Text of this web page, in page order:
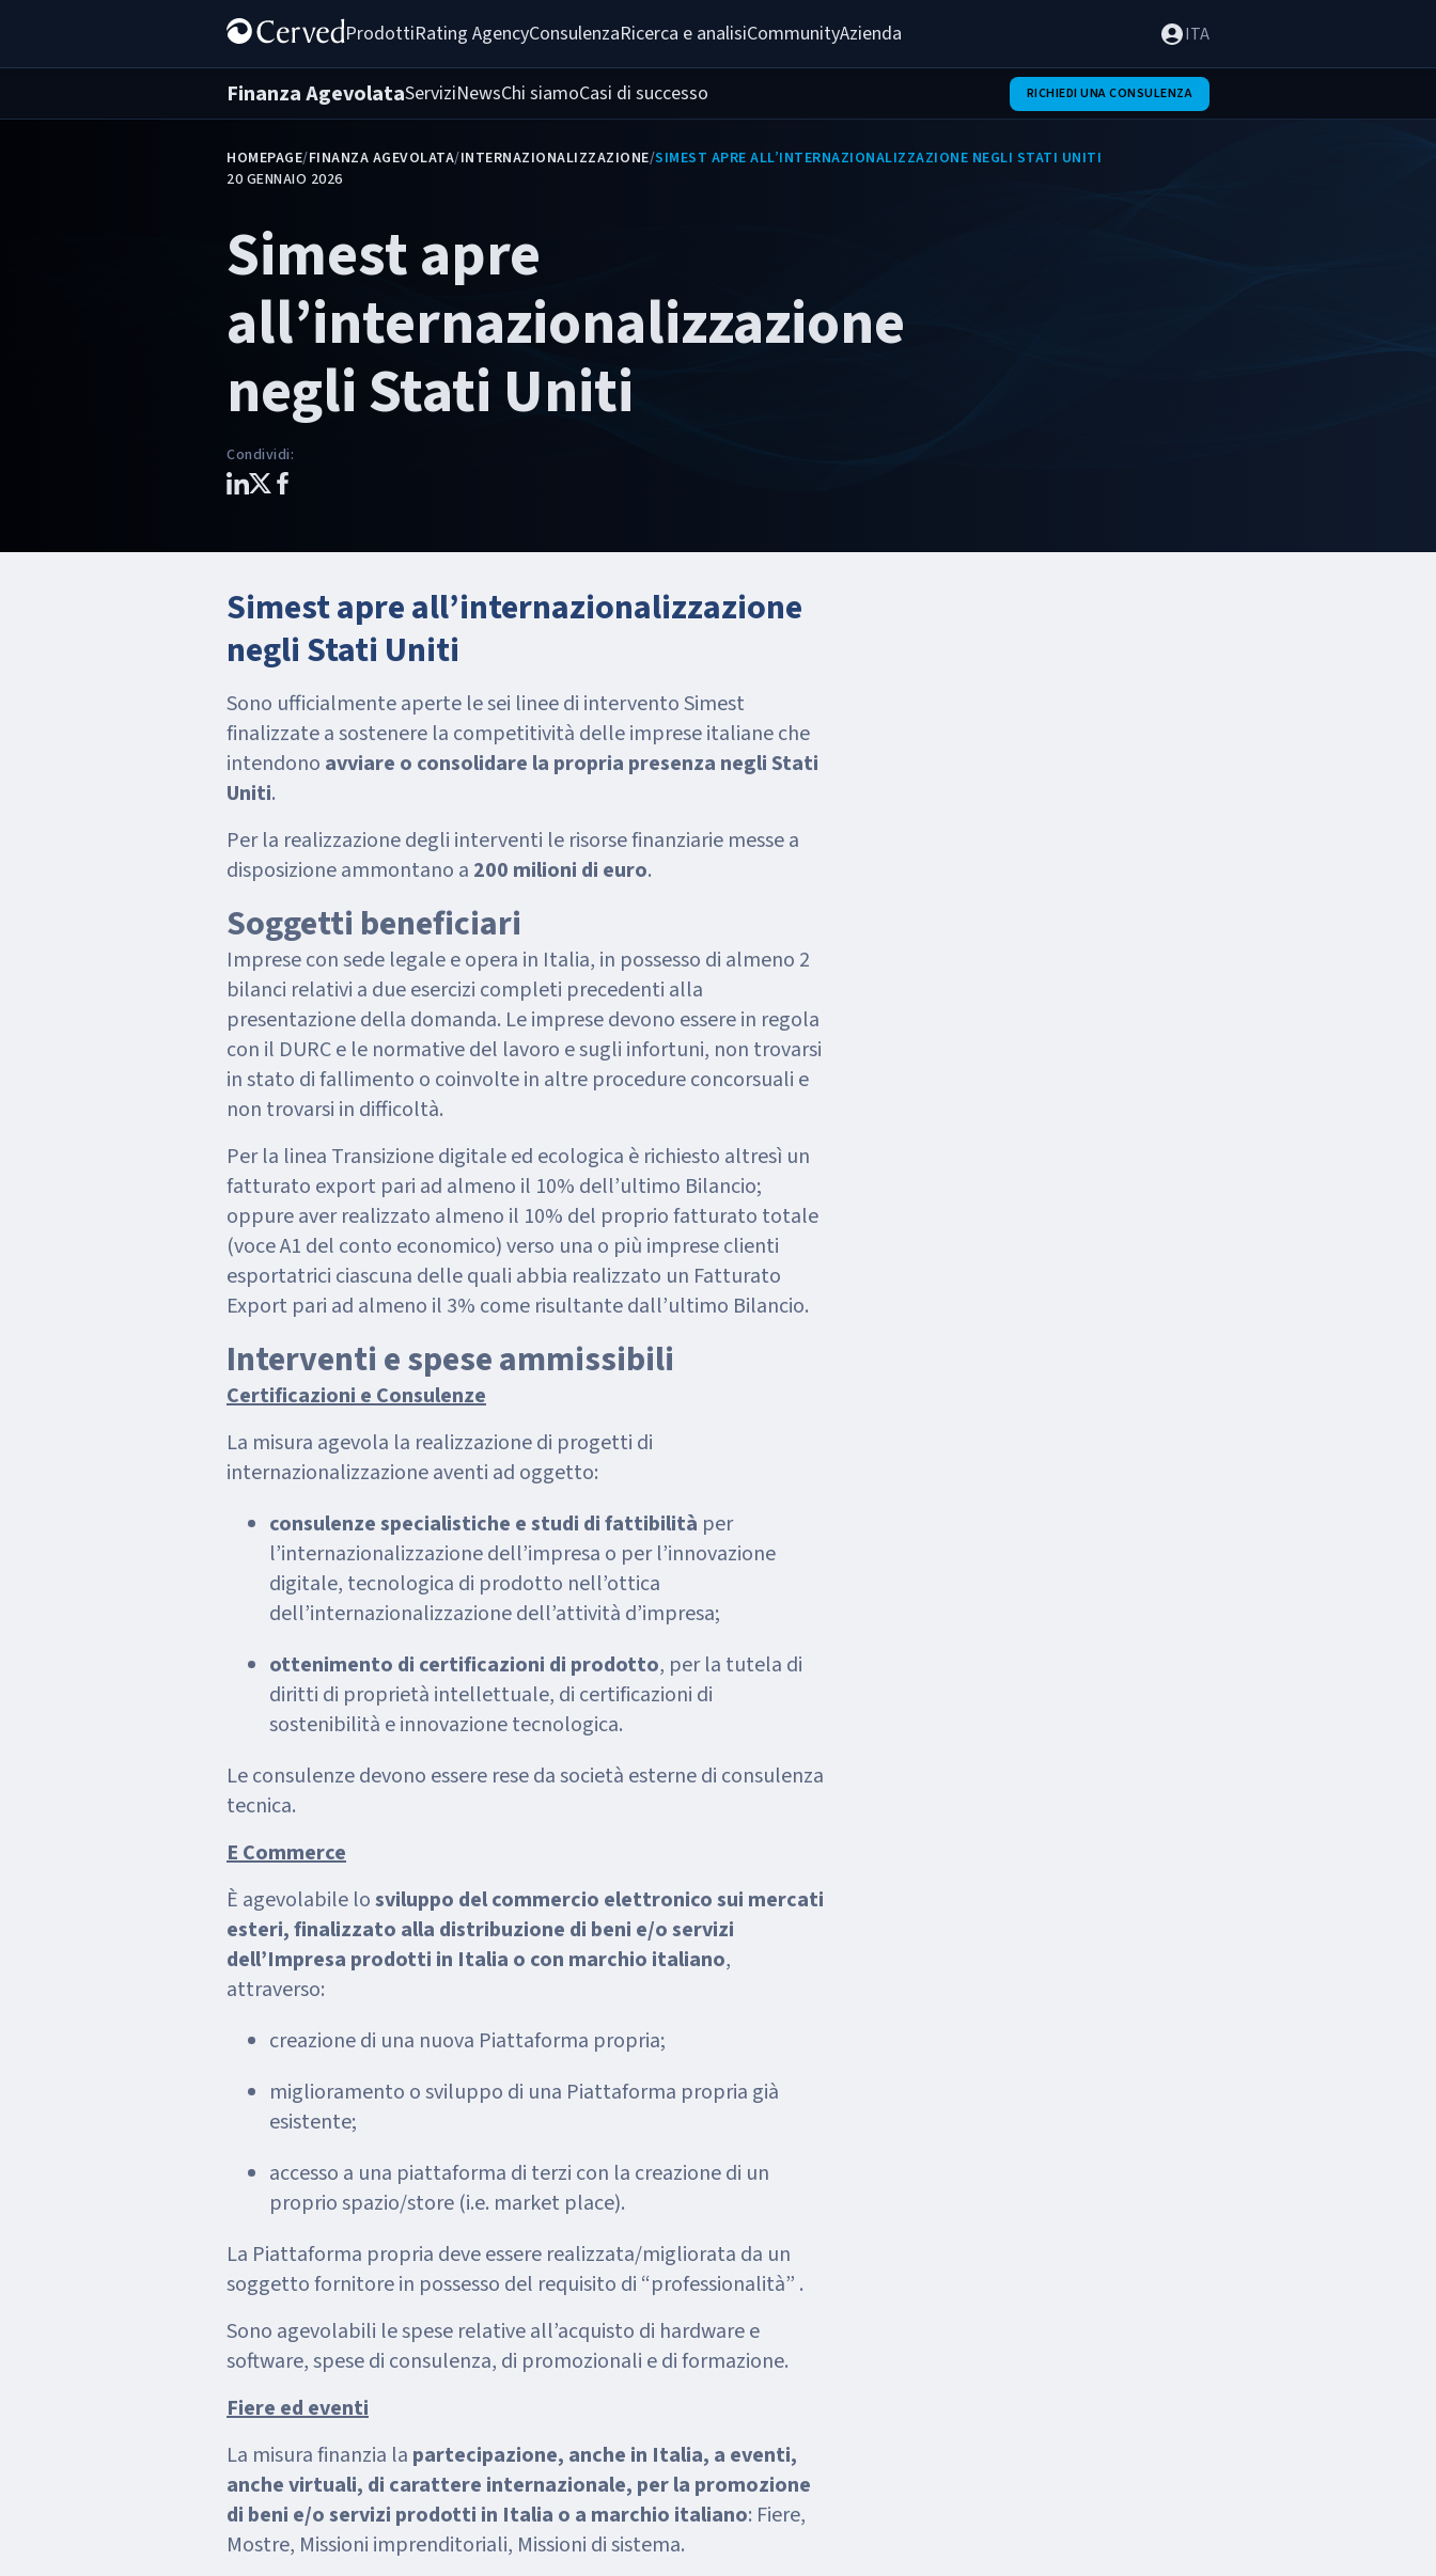
ProdottiRating AgencyConsulenzaRicerca e analisiCommunityAzienda ITA
Finanza AgevolataServiziNewsChi siamoCasi di successo RICHIEDI UNA CONSULENZA
HOMEPAGE/FINANZA AGEVOLATA/INTERNAZIONALIZZAZIONE/SIMEST APRE ALL’INTERNAZIONALIZZAZIONE NEGLI STATI UNITI
20 GENNAIO 2026
Simest apre
all’internazionalizzazione
negli Stati Uniti
Condividi:
Simest apre all’internazionalizzazione
negli Stati Uniti
Sono ufficialmente aperte le sei linee di intervento Simest
finalizzate a sostenere la competitività delle imprese italiane che
intendono avviare o consolidare la propria presenza negli Stati
Uniti.
Per la realizzazione degli interventi le risorse finanziarie messe a
disposizione ammontano a 200 milioni di euro.
Soggetti beneficiari
Imprese con sede legale e opera in Italia, in possesso di almeno 2
bilanci relativi a due esercizi completi precedenti alla
presentazione della domanda. Le imprese devono essere in regola
con il DURC e le normative del lavoro e sugli infortuni, non trovarsi
in stato di fallimento o coinvolte in altre procedure concorsuali e
non trovarsi in difficoltà.
Per la linea Transizione digitale ed ecologica è richiesto altresì un
fatturato export pari ad almeno il 10% dell’ultimo Bilancio;
oppure aver realizzato almeno il 10% del proprio fatturato totale
(voce A1 del conto economico) verso una o più imprese clienti
esportatrici ciascuna delle quali abbia realizzato un Fatturato
Export pari ad almeno il 3% come risultante dall’ultimo Bilancio.
Interventi e spese ammissibili
Certificazioni e Consulenze
La misura agevola la realizzazione di progetti di
internazionalizzazione aventi ad oggetto:
consulenze specialistiche e studi di fattibilità per
l’internazionalizzazione dell’impresa o per l’innovazione
digitale, tecnologica di prodotto nell’ottica
dell’internazionalizzazione dell’attività d’impresa;
ottenimento di certificazioni di prodotto, per la tutela di
diritti di proprietà intellettuale, di certificazioni di
sostenibilità e innovazione tecnologica.
Le consulenze devono essere rese da società esterne di consulenza
tecnica.
E Commerce
È agevolabile losviluppo del commercio elettronico sui mercati
esteri, finalizzato alla distribuzione di beni e/o servizi
dell’Impresa prodotti in Italia o con marchio italiano,
attraverso:
creazione di una nuova Piattaforma propria;
miglioramento o sviluppo di una Piattaforma propria già
esistente;
accesso a una piattaforma di terzi con la creazione di un
proprio spazio/store (i.e. market place).
La Piattaforma propria deve essere realizzata/migliorata da un
soggetto fornitore in possesso del requisito di “professionalità” .
Sono agevolabili le spese relative all’acquisto di hardware e
software, spese di consulenza, di promozionali e di formazione.
Fiere ed eventi
La misura finanzia la partecipazione, anche in Italia, a eventi,
anche virtuali, di carattere internazionale, per la promozione
di beni e/o servizi prodotti in Italia o a marchio italiano: Fiere,
Mostre, Missioni imprenditoriali, Missioni di sistema.